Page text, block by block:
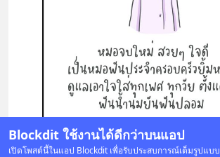
Blockdit ใช้งานได้ดีกว่าบนแอป
เปิดโพสต์นี้ในแอป Blockdit เพื่อรับประสบการณ์เต็มรูปแบบ